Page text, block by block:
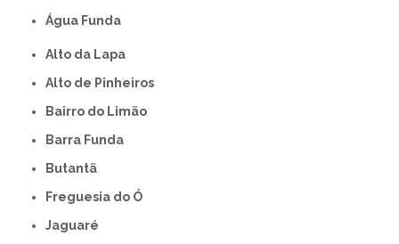
Água Funda
Alto da Lapa
Alto de Pinheiros
Bairro do Limão
Barra Funda
Butantã
Freguesia do Ó
Jaguaré